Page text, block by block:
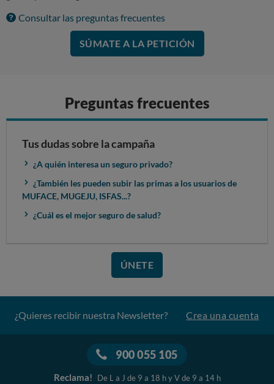
Consultar las preguntas frecuentes
SÚMATE A LA PETICIÓN
Preguntas frecuentes
Tus dudas sobre la campaña
¿A quién interesa un seguro privado?
¿También les pueden subir las primas a los usuarios de
MUFACE, MUGEJU, ISFAS...?
¿Cuál es el mejor seguro de salud?
ÚNETE
¿Quieres recibir nuestra Newsletter? Crea una cuenta
900 055 105
Reclama! De L a J de 9 a 18 h y V de 9 a 14 h